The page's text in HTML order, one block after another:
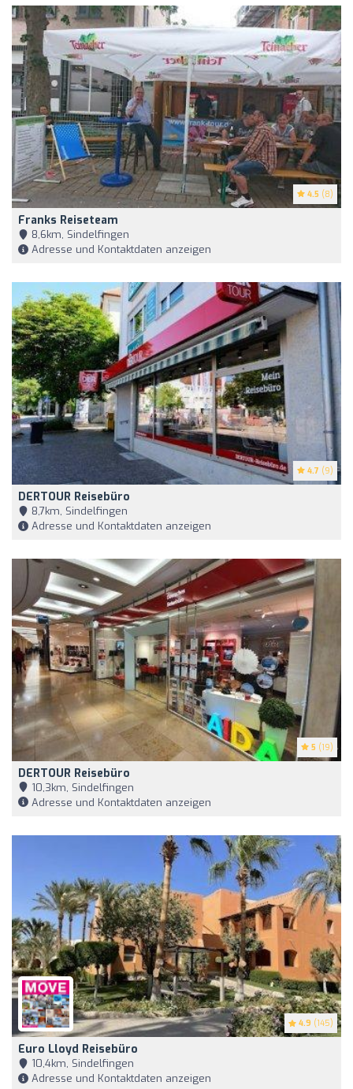
4.5 (8)
Franks Reiseteam
8,6km, Sindelfingen
Adresse und Kontaktdaten anzeigen
4.7 (9)
DERTOUR Reisebüro
8,7km, Sindelfingen
Adresse und Kontaktdaten anzeigen
5 (19)
DERTOUR Reisebüro
10,3km, Sindelfingen
Adresse und Kontaktdaten anzeigen
4.9 (145)
Euro Lloyd Reisebüro
10,4km, Sindelfingen
Adresse und Kontaktdaten anzeigen